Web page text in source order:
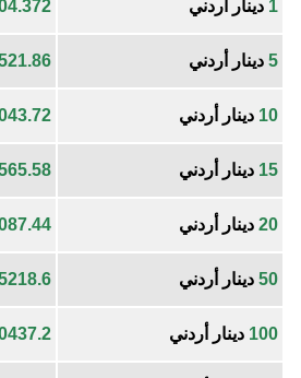
1 دينار أردني
5 دينار أردني
10 دينار أردني
15 دينار أردني
20 دينار أردني
50 دينار أردني
100 دينار أردني